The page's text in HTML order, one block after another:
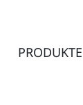
PRODUKTE